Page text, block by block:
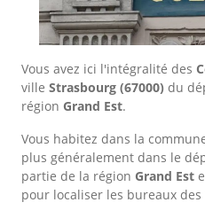
Vous avez ici l'intégralité des
ville Strasbourg (67000) du
région Grand Est.
Vous habitez dans la
plus généralement dans le
partie de la région Grand Est
pour localiser les bureaux des